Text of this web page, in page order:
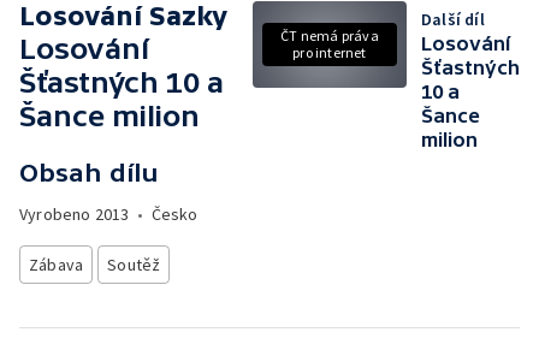
Losování Sazky
Losování
Šťastných 10 a
Šance milion
Obsah dílu
Vyrobeno 2013 • Česko
Zábava Soutěž
ČT nemá práva
pro internet
Další díl
Losování
Šťastných
10 a
Šance
milion